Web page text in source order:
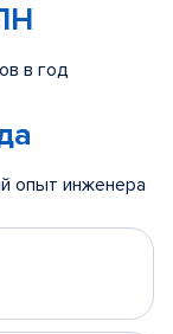
в год
опыт инженера